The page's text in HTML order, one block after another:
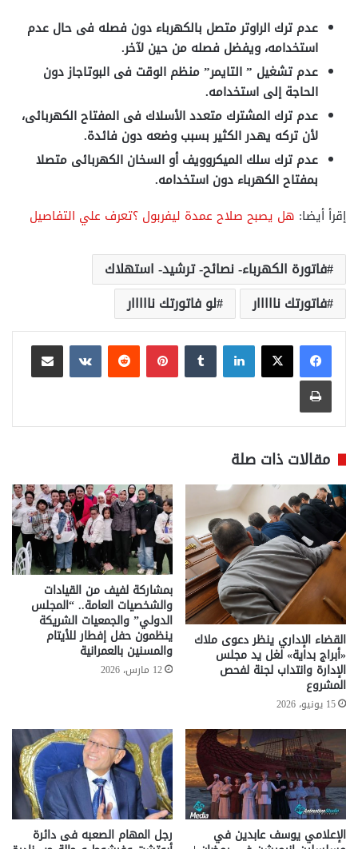
عدم ترك الراوتر متصل بالكهرباء دون فصله فى حال عدم
استخدامه، ويفضل فصله من حين لآخر.
عدم تشغيل ” التايمر” منظم الوقت فى البوتاجاز دون
الحاجة إلى استخدامه.
عدم ترك المشترك متعدد الأسلاك فى المفتاح الكهربائى،
لأن تركه يهدر الكثير بسبب وضعه دون فائدة.
عدم ترك سلك الميكروويف أو السخان الكهربائى متصلا
بمفتاح الكهرباء دون استخدامه.
إقرأ أيضا: هل يصبح صلاح عمدة ليفربول ؟تعرف علي التفاصيل
فاتورة الكهرباء- نصائح- ترشيد- استهلاك
فاتورتك نااااار
لو فاتورتك نااااار
لينكدإن بينتيريست
مشاركة عبر البريد
طباعة
مقالات ذات صلة
القضاء الإداري ينظر دعوى ملاك
«أبراج بداية» لغل يد مجلس
الإدارة وانتداب لجنة لفحص
المشروع
15 يونيو، 2026
بمشاركة لفيف من القيادات
والشخصيات العامة.. “المجلس
الدولي” والجمعيات الشريكة
ينظمون حفل إفطار للأيتام
والمسنين بالعمرانية
12 مارس، 2026
الإعلامي يوسف عابدين في رجل المهام الصعبه فى دائرة